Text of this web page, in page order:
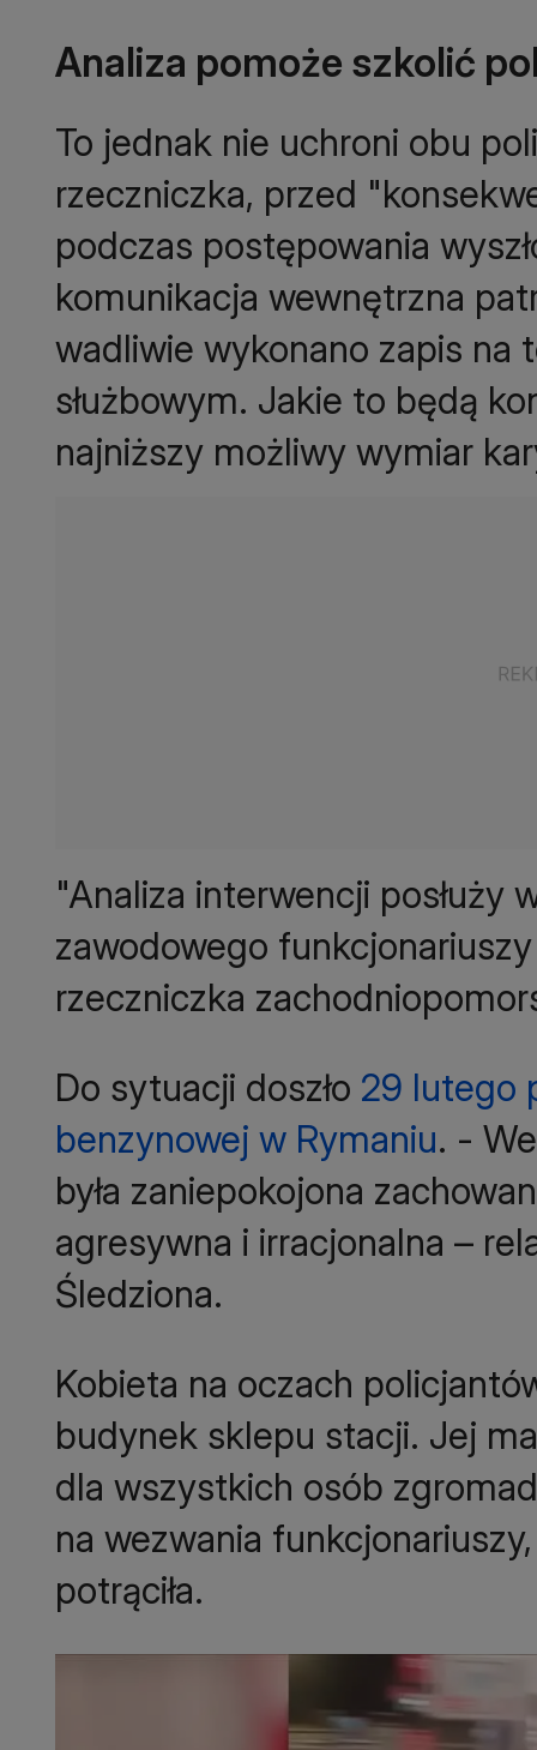
Analiza pomoże szkolić
To jednak nie uchroni obu
rzeczniczka, przed
podczas postępowania
komunikacja wewnętrzna
wadliwie wykonano zapis
służbowym. Jakie to będą
najniższy możliwy wymiar
"Analiza interwencji posłuży
zawodowego
rzeczniczka
Do sytuacji doszło 29 lutego
benzynowej w Rymaniu. -
była zaniepokojona
agresywna i irracjonalna –
Śledziona.
Kobieta na oczach
budynek sklepu stacji. Jej
dla wszystkich osób
na wezwania
potrąciła.